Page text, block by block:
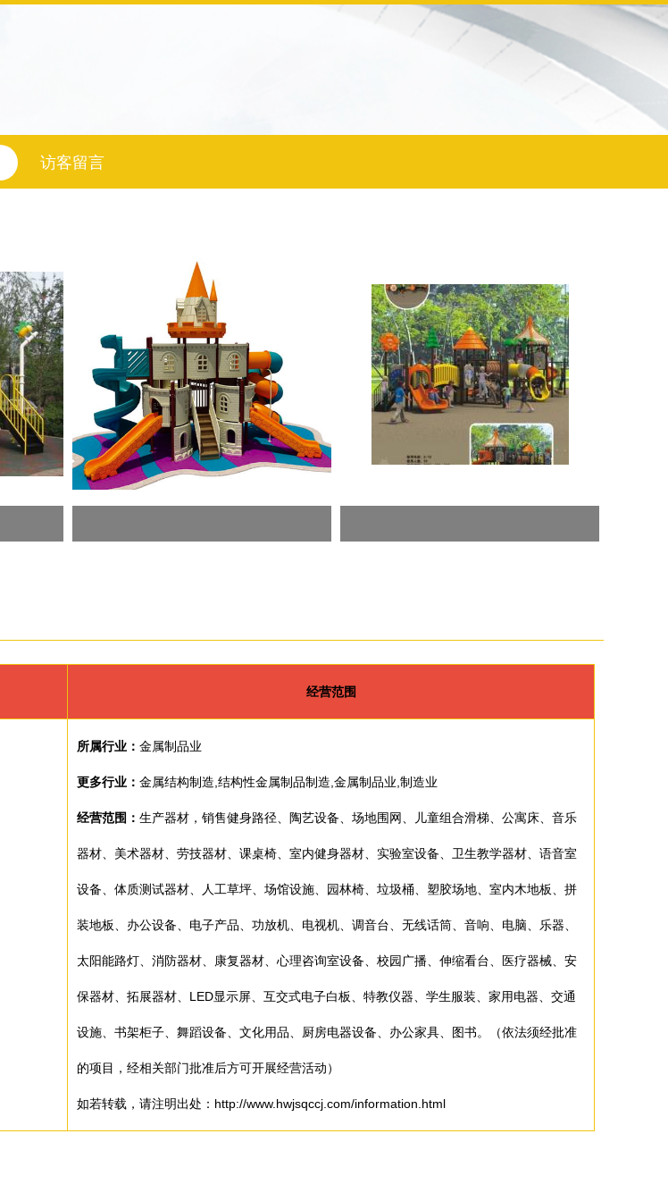
访客留言
经营范围
所属行业： 金属制品业
更多行业： 金属结构制造,结构性金属制品制造,金属制品业,制造业
经营范围： 生产器材，销售健身路径、陶艺设备、场地围网、儿童组合滑梯、公寓床、音乐
器材、美术器材、劳技器材、课桌椅、室内健身器材、实验室设备、卫生教学器材、语音室
设备、体质测试器材、人工草坪、场馆设施、园林椅、垃圾桶、塑胶场地、室内木地板、拼
装地板、办公设备、电子产品、功放机、电视机、调音台、无线话筒、音响、电脑、乐器、
太阳能路灯、消防器材、康复器材、心理咨询室设备、校园广播、伸缩看台、医疗器械、安
保器材、拓展器材、LED显示屏、互交式电子白板、特教仪器、学生服装、家用电器、交通
设施、书架柜子、舞蹈设备、文化用品、厨房电器设备、办公家具、图书。（依法须经批准
的项目，经相关部门批准后方可开展经营活动）
如若转载，请注明出处：http://www.hwjsqccj.com/information.html